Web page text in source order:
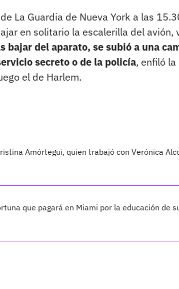
La Guardia de Nueva York a las
en solitario la escalerilla del
bajar del aparato, se subió a una
secreto o de la policía, enfiló
el de Harlem.
Amórtegui, quien trabajó con Verónica
que pagará en Miami por la educación de